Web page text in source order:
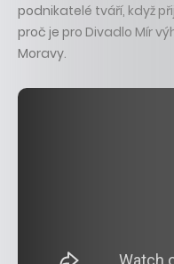
podnikatelé tváří, když
proč je pro Divadlo Mír
Moravy.